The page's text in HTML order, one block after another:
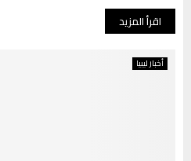
اقرأ المزيد
أخبار ليبيا